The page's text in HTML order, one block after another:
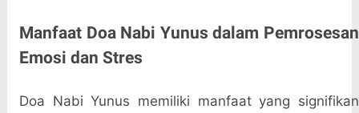
Manfaat Doa Nabi Yunus dalam Pemrosesan
Emosi dan Stres
Doa Nabi Yunus memiliki manfaat yang signifikan